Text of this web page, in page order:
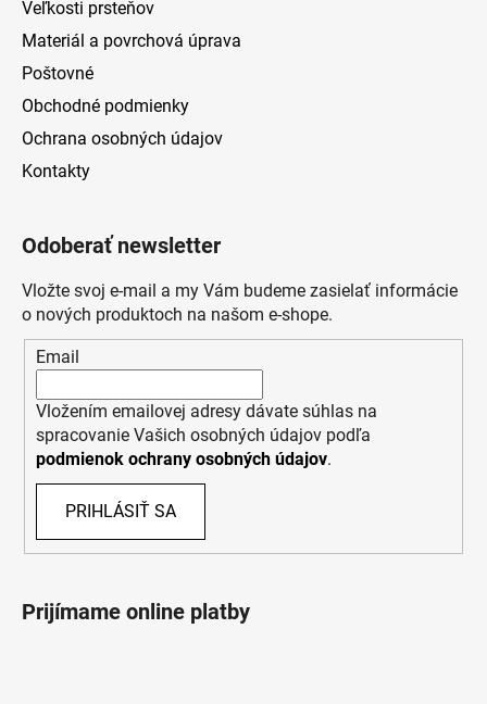
Veľkosti prsteňov
Materiál a povrchová úprava
Poštovné
Obchodné podmienky
Ochrana osobných údajov
Kontakty
Odoberať newsletter
Vložte svoj e-mail a my Vám budeme zasielať informácie
o nových produktoch na našom e-shope.
Email
Vložením emailovej adresy dávate súhlas na
spracovanie Vašich osobných údajov podľa
podmienok ochrany osobných údajov.
PRIHLÁSIŤ SA
Prijímame online platby